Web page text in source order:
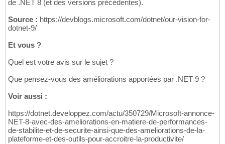
de .NET 8 (et des versions précédentes).
Source : https://devblogs.microsoft.com/dotnet/our-vision-for-
dotnet-9/
Et vous ?
Quel est votre avis sur le sujet ?
Que pensez-vous des améliorations apportées par .NET 9 ?
Voir aussi :
https://dotnet.developpez.com/actu/350729/Microsoft-annonce-
NET-8-avec-des-ameliorations-en-matiere-de-performances-
de-stabilite-et-de-securite-ainsi-que-des-ameliorations-de-la-
plateforme-et-des-outils-pour-accroitre-la-productivite/